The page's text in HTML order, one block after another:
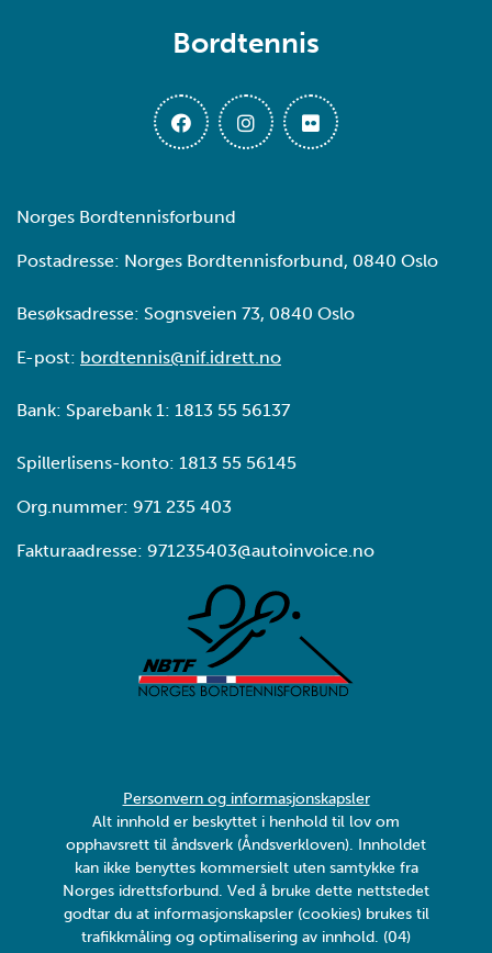
Bordtennis
Norges Bordtennisforbund
Postadresse: Norges Bordtennisforbund, 0840 Oslo
Besøksadresse: Sognsveien 73, 0840 Oslo
E-post: bordtennis@nif.idrett.no
Bank: Sparebank 1: 1813 55 56137
Spillerlisens-konto: 1813 55 56145
Org.nummer: 971 235 403
Fakturaadresse: 971235403@autoinvoice.no
Personvern og informasjonskapsler
Alt innhold er beskyttet i henhold til lov om
opphavsrett til åndsverk (Åndsverkloven). Innholdet
kan ikke benyttes kommersielt uten samtykke fra
Norges idrettsforbund. Ved å bruke dette nettstedet
godtar du at informasjonskapsler (cookies) brukes til
trafikkmåling og optimalisering av innhold. (04)